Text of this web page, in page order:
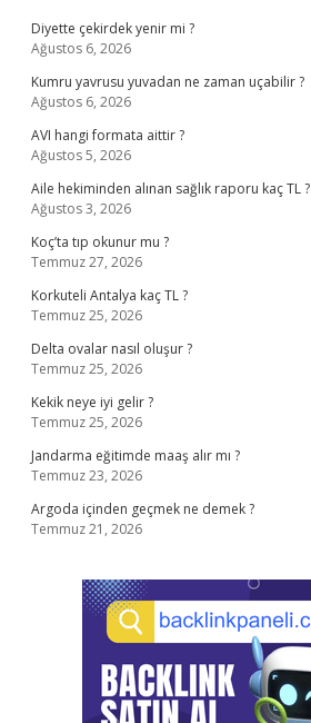
Diyette çekirdek yenir mi ?
Ağustos 6, 2026
Kumru yavrusu yuvadan ne zaman uçabilir ?
Ağustos 6, 2026
AVI hangi formata aittir ?
Ağustos 5, 2026
Aile hekiminden alınan sağlık raporu kaç TL ?
Ağustos 3, 2026
Koç’ta tıp okunur mu ?
Temmuz 27, 2026
Korkuteli Antalya kaç TL ?
Temmuz 25, 2026
Delta ovalar nasıl oluşur ?
Temmuz 25, 2026
Kekik neye iyi gelir ?
Temmuz 25, 2026
Jandarma eğitimde maaş alır mı ?
Temmuz 23, 2026
Argoda içinden geçmek ne demek ?
Temmuz 21, 2026